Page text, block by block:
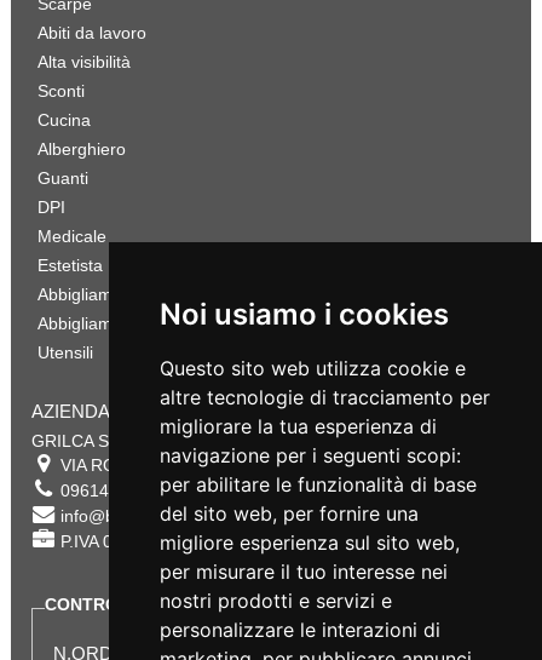
Noi usiamo i cookies
Questo sito web utilizza cookie e
altre tecnologie di tracciamento per
migliorare la tua esperienza di
navigazione per i seguenti scopi:
per abilitare le funzionalità di base
del sito web, per fornire una
migliore esperienza sul sito web,
per misurare il tuo interesse nei
nostri prodotti e servizi e
personalizzare le interazioni di
Abiti da lavoro
Alta visibilità
Sconti
Cucina
Alberghiero
Guanti
DPI
Medicale
Estetista
Abbigliamento Sportivo
Abbigliamento Bambino
Utensili
AZIENDA
GRILCA SRL
VIA ROMA 180 88054 SERSALE , CZ
0961432177
info@bestsafety.it
P.IVA 02342180797
CONTROLLA LO STATO DEL TUO ORDINE
N.ORDINE: